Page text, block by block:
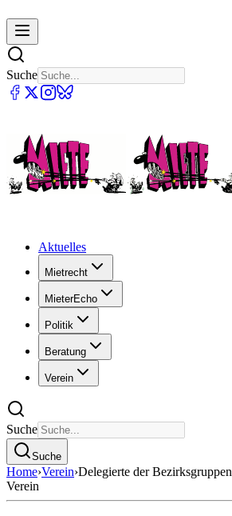
Suche
Aktuelles
Mietrecht
MieterEcho
Politik
Beratung
Verein
Suche
Suche
Home›Verein›Delegierte der Bezirksgruppen
Verein